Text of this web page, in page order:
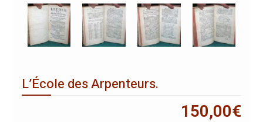
L’École des Arpenteurs.
150,00€